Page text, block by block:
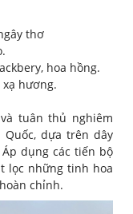
thơ
hoa hồng.
xạ hương.
tuân thủ nghiêm
dựa trên dây
dụng các tiến bộ
lọc những tinh hoa
chỉnh.